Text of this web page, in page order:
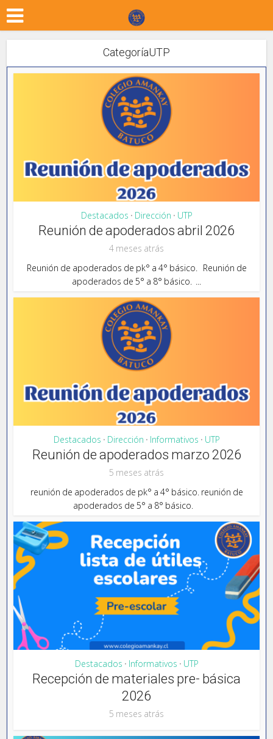
CategoríaUTP
Destacados • Dirección • UTP
Reunión de apoderados abril 2026
4 meses atrás
Reunión de apoderados de pk° a 4° básico. Reunión de
apoderados de 5° a 8° básico. ...
Destacados • Dirección • Informativos • UTP
Reunión de apoderados marzo 2026
5 meses atrás
reunión de apoderados de pk° a 4° básico. reunión de
apoderados de 5° a 8° básico.
Destacados • Informativos • UTP
Recepción de materiales pre- básica
2026
5 meses atrás